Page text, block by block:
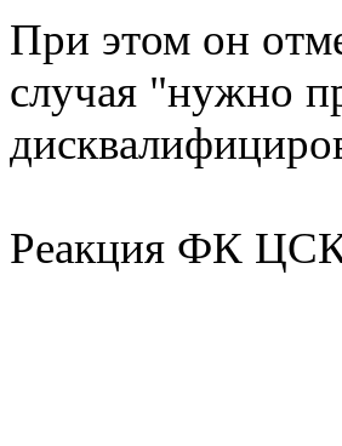
При этом он
случая "нужно
Реакция ФК